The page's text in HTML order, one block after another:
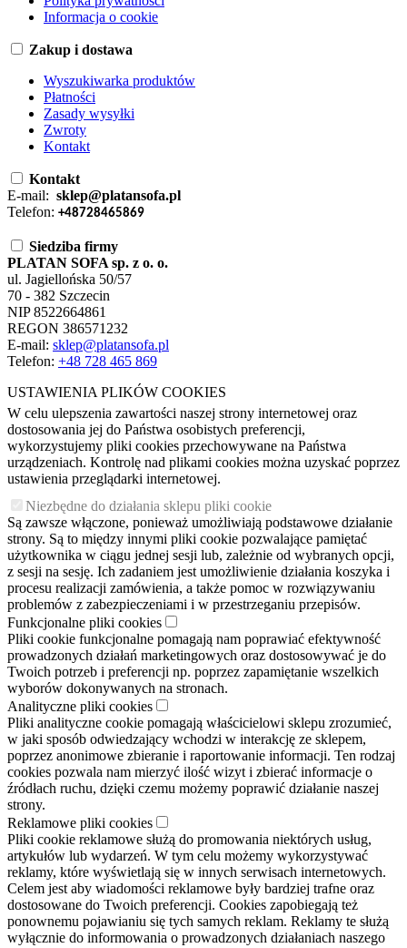
Informacja o cookie
Zakup i dostawa
Wyszukiwarka produktów
Płatności
Zasady wysyłki
Zwroty
Kontakt
Kontakt
E-mail: sklep@platansofa.pl
Telefon: +48728465869
Siedziba firmy
PLATAN SOFA sp. z o. o.
ul. Jagiellońska 50/57
70 - 382 Szczecin
NIP 8522664861
REGON 386571232
E-mail: sklep@platansofa.pl
Telefon: +48 728 465 869
USTAWIENIA PLIKÓW COOKIES
W celu ulepszenia zawartości naszej strony internetowej oraz
dostosowania jej do Państwa osobistych preferencji,
wykorzystujemy pliki cookies przechowywane na Państwa
urządzeniach. Kontrolę nad plikami cookies można uzyskać poprzez
ustawienia przeglądarki internetowej.
Niezbędne do działania sklepu pliki cookie
Są zawsze włączone, ponieważ umożliwiają podstawowe działanie
strony. Są to między innymi pliki cookie pozwalające pamiętać
użytkownika w ciągu jednej sesji lub, zależnie od wybranych opcji,
z sesji na sesję. Ich zadaniem jest umożliwienie działania koszyka i
procesu realizacji zamówienia, a także pomoc w rozwiązywaniu
problemów z zabezpieczeniami i w przestrzeganiu przepisów.
Funkcjonalne pliki cookies
Pliki cookie funkcjonalne pomagają nam poprawiać efektywność
prowadzonych działań marketingowych oraz dostosowywać je do
Twoich potrzeb i preferencji np. poprzez zapamiętanie wszelkich
wyborów dokonywanych na stronach.
Analityczne pliki cookies
Pliki analityczne cookie pomagają właścicielowi sklepu zrozumieć,
w jaki sposób odwiedzający wchodzi w interakcję ze sklepem,
poprzez anonimowe zbieranie i raportowanie informacji. Ten rodzaj
cookies pozwala nam mierzyć ilość wizyt i zbierać informacje o
źródłach ruchu, dzięki czemu możemy poprawić działanie naszej
strony.
Reklamowe pliki cookies
Pliki cookie reklamowe służą do promowania niektórych usług,
artykułów lub wydarzeń. W tym celu możemy wykorzystywać
reklamy, które wyświetlają się w innych serwisach internetowych.
Celem jest aby wiadomości reklamowe były bardziej trafne oraz
dostosowane do Twoich preferencji. Cookies zapobiegają też
ponownemu pojawianiu się tych samych reklam. Reklamy te służą
wyłącznie do informowania o prowadzonych działaniach naszego